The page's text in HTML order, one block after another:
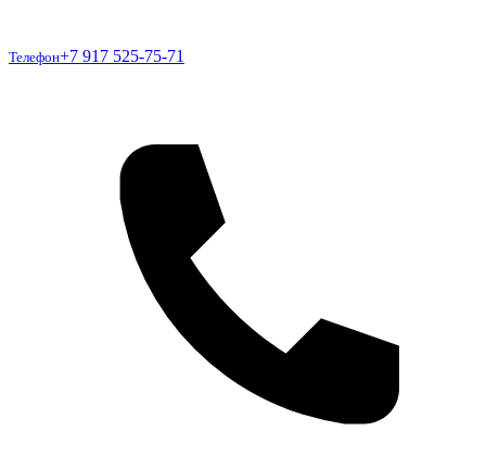
Телефон
Телефон+7 917 525-75-71